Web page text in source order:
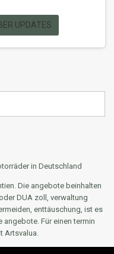
UPDATES
in Deutschland
Die angebote beinhalten
DUA zoll, verwaltung
enttäuschung, ist es
Für einen termin
Artsvalua.